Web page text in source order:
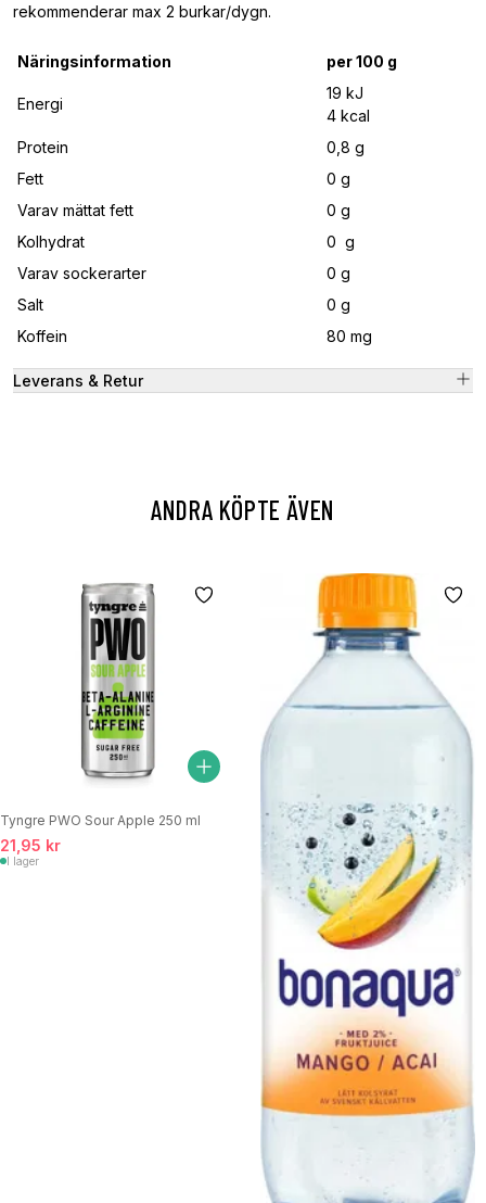
rekommenderar max 2 burkar/dygn.
Näringsinformation per 100 g
Energi
19 kJ
4 kcal
Protein
0,8 g
Fett
0 g
Varav mättat fett
0 g
Kolhydrat
0 g
Varav sockerarter
0 g
Salt
0 g
Koffein
80 mg
Leverans & Retur
ANDRA KÖPTE ÄVEN
Tyngre PWO Sour Apple 250 ml
21,95 kr
I lager